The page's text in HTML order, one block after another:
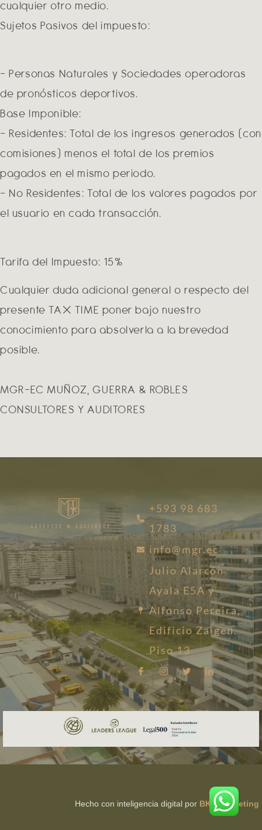
cualquier otro medio.
Sujetos Pasivos del impuesto:
– Personas Naturales y Sociedades operadoras
de pronósticos deportivos.
Base Imponible:
– Residentes: Total de los ingresos generados (con
comisiones) menos el total de los premios
pagados en el mismo periodo.
– No Residentes: Total de los valores pagados por
el usuario en cada transacción.
Tarifa del Impuesto: 15%
Cualquier duda adicional general o respecto del
presente TAX TIME poner bajo nuestro
conocimiento para absolverla a la brevedad
posible.
MGR-EC MUÑOZ, GUERRA & ROBLES
CONSULTORES Y AUDITORES
+593 98 683
1783
info@mgr.ec
Julio Alarcón
Ayala E5A y
Alfonso Pereira,
Edificio Zaigen.
Piso 13
Hecho con inteligencia digital por BKB Marketing